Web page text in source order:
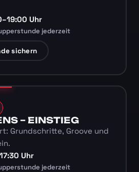
Uhr
jederzeit
sichern
– EINSTIEG
Grundschritte, Groove und
Uhr
jederzeit